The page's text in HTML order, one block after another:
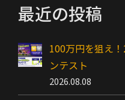
最近の投稿
100万円を狙え
ンテスト
2026.08.08